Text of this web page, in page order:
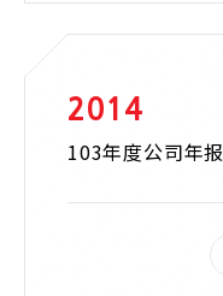
2014
103年度公司年报